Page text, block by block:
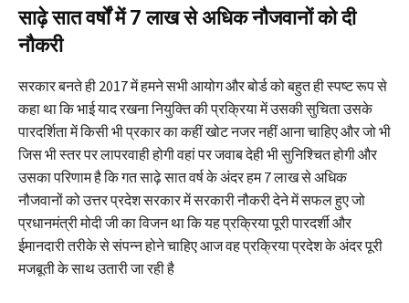
साढ़े सात वर्षों में 7 लाख से अधिक नौजवानों को दी
नौकरी
सरकार बनते ही 2017 में हमने सभी आयोग और बोर्ड को बहुत ही स्पष्ट रूप से
कहा था कि भाई याद रखना नियुक्ति की प्रक्रिया में उसकी सुचिता उसके
पारदर्शिता में किसी भी प्रकार का कहीं खोट नजर नहीं आना चाहिए और जो भी
जिस भी स्तर पर लापरवाही होगी वहां पर जवाब देही भी सुनिश्चित होगी और
उसका परिणाम है कि गत साढ़े सात वर्ष के अंदर हम 7 लाख से अधिक
नौजवानों को उत्तर प्रदेश सरकार में सरकारी नौकरी देने में सफल हुए जो
प्रधानमंत्री मोदी जी का विजन था कि यह प्रक्रिया पूरी पारदर्शी और
ईमानदारी तरीके से संपन्न होने चाहिए आज वह प्रक्रिया प्रदेश के अंदर पूरी
मजबूती के साथ उतारी जा रही है